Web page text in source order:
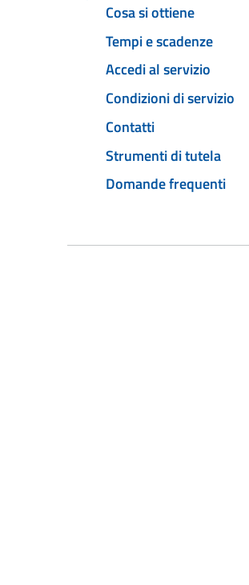
Cosa si ottiene
Tempi e scadenze
Accedi al servizio
Condizioni di servizio
Contatti
Strumenti di tutela
Domande frequenti